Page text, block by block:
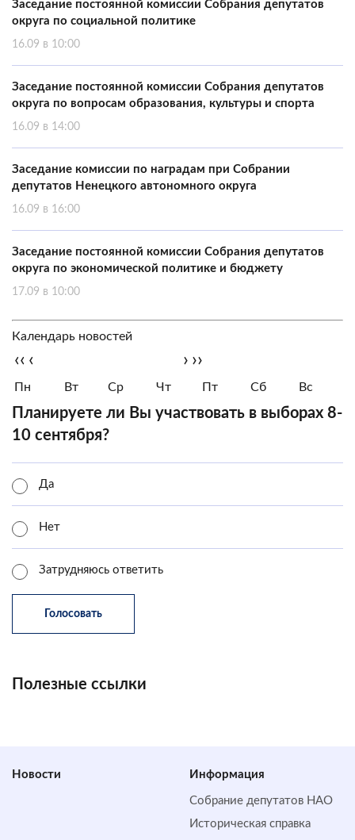
Заседание постоянной комиссии Собрания депутатов
округа по социальной политике
16.09 в 10:00
Заседание постоянной комиссии Собрания депутатов
округа по вопросам образования, культуры и спорта
16.09 в 14:00
Заседание комиссии по наградам при Собрании
депутатов Ненецкого автономного округа
16.09 в 16:00
Заседание постоянной комиссии Собрания депутатов
округа по экономической политике и бюджету
17.09 в 10:00
Календарь новостей
‹‹ ‹ › ››
Пн Вт Ср Чт Пт Сб Вс
Планируете ли Вы участвовать в выборах 8-
10 сентября?
Да
Нет
Затрудняюсь ответить
Полезные ссылки
Новости Информация
Собрание депутатов НАО
Историческая справка